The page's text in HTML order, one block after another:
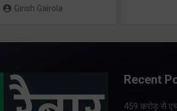
Girish Gairola
Recent
459 करोड़ से